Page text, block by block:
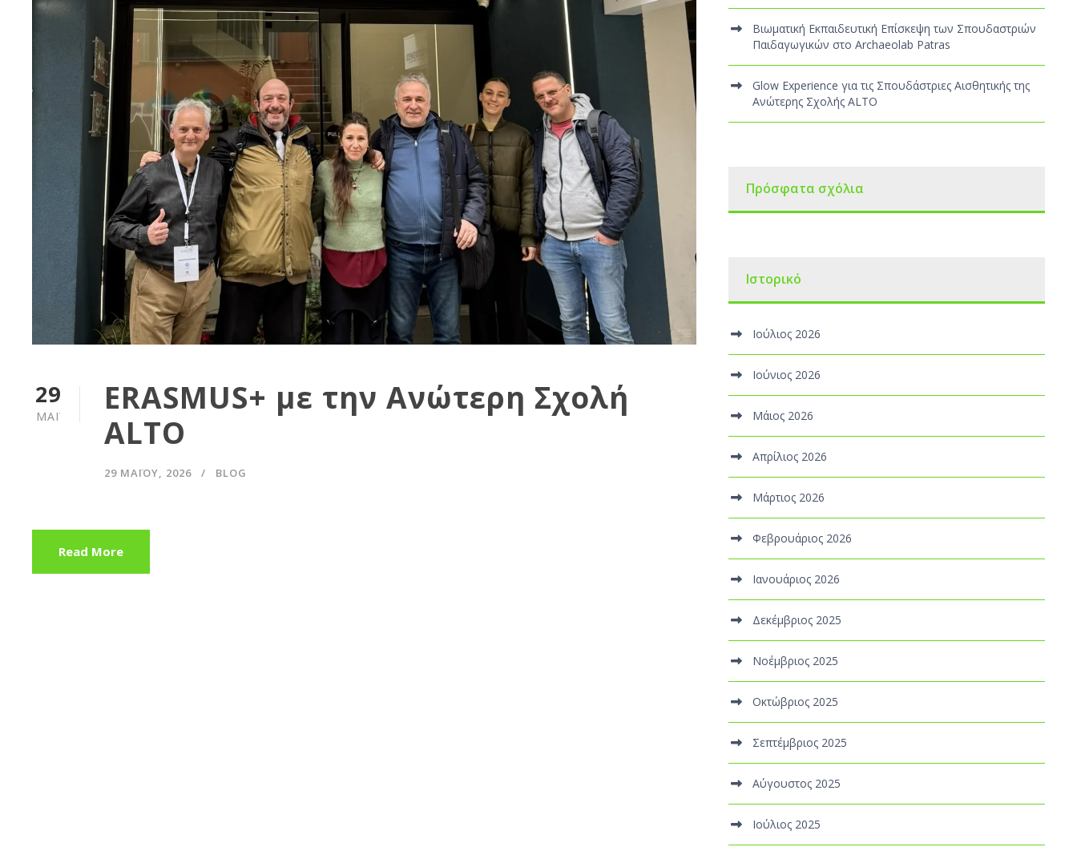
29
ΜΆΙ
ERASMUS+ με την Ανώτερη Σχολή
ALTO
29 ΜΑΪ́ΟΥ, 2026 BLOG
Read More
Βιωματική Εκπαιδευτική Επίσκεψη των Σπουδαστριών
Παιδαγωγικών στο Archaeolab Patras
Glow Experience για τις Σπουδάστριες Αισθητικής της
Ανώτερης Σχολής ALTO
Πρόσφατα σχόλια
Ιστορικό
Ιούλιος 2026
Ιούνιος 2026
Μάιος 2026
Απρίλιος 2026
Μάρτιος 2026
Φεβρουάριος 2026
Ιανουάριος 2026
Δεκέμβριος 2025
Νοέμβριος 2025
Οκτώβριος 2025
Σεπτέμβριος 2025
Αύγουστος 2025
Ιούλιος 2025